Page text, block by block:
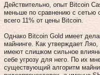
Действительно, опыт Bitcoin
меньше по сравнению с сетью
всего 11% от цены Bitcoin.
Однако Bitcoin Gold имеет
майнинге. Как утверждает
имеют слишком сильное
себе угрозу для него. По их
существующий алгоритм